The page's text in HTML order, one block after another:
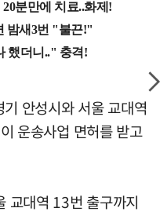
안성시와 서울 교대역
운송사업 면허를 받고
교대역 13번 출구까지